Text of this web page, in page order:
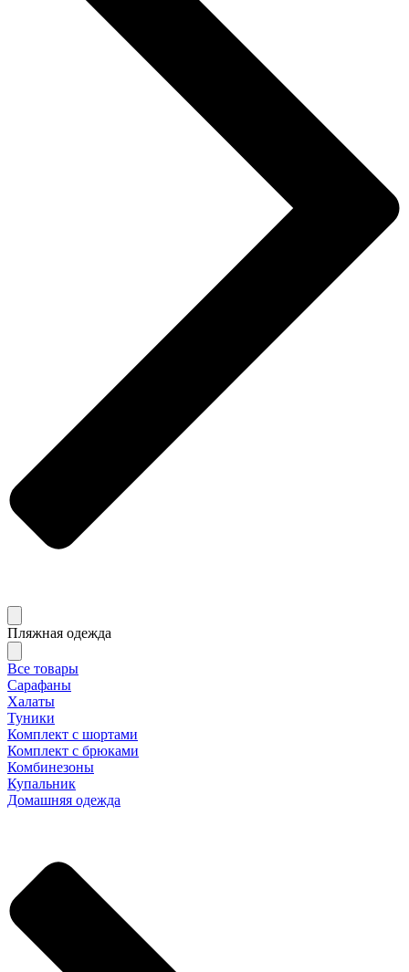
Пляжная одежда
Все товары
Сарафаны
Халаты
Туники
Комплект с шортами
Комплект с брюками
Комбинезоны
Купальник
Домашняя одежда